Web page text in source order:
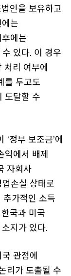
인을 보유하고
는
에는
있다. 이 경우
리 여부에
를 두고도
도달할 수
정부 보조금’에
에서 배제
자회사
손실 상태로
추가적인 소득
국과 미국
지가 있다.
관점에
리가 도출될 수